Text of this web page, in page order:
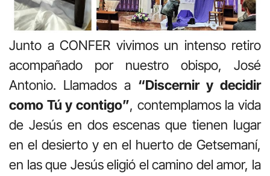
Junto a CONFER vivimos un intenso retiro
acompañado por nuestro obispo, José
Antonio. Llamados a “Discernir y decidir
como Tú y contigo”, contemplamos la vida
de Jesús en dos escenas que tienen lugar
en el desierto y en el huerto de Getsemaní,
en las que Jesús eligió el camino del amor, la